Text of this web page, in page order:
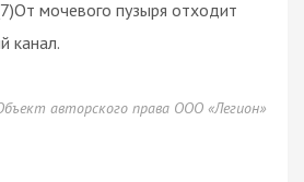
мочевого пузыря отходит
канал.
авторского права ООО «Легион»